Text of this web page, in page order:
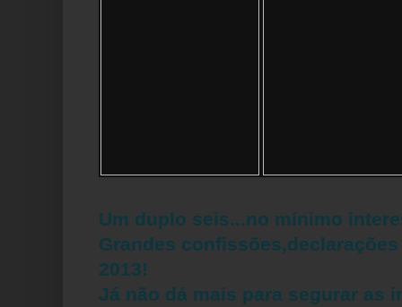
Um duplo seis...no mínimo
Grandes
2013!
Já não dá mais para segurar as